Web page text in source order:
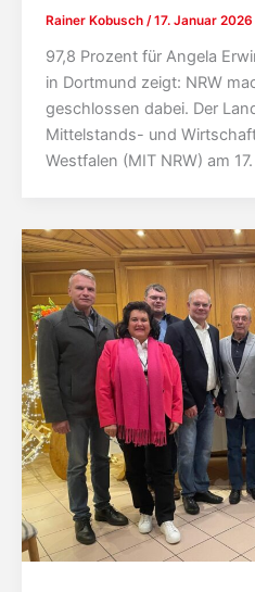
Rainer Kobusch /17. Januar 2026
97,8 Prozent für Angela
in Dortmund zeigt: NRW
geschlossen dabei. Der
Mittelstands- und
Westfalen (MIT NRW) am